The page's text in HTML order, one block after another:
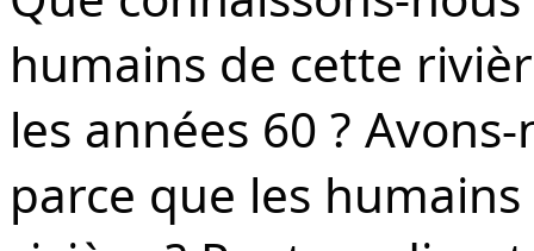
humains de cette
les années 60 ?
parce que les